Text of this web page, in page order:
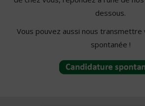
dessous.
Vous pouvez aussi nous
spontanée !